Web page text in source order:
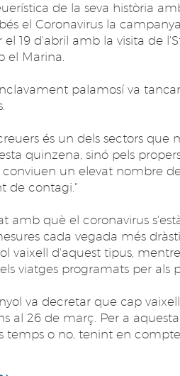
de la seva història
el Coronavirus la
el 19 d'abril amb la visita de
el Marina.
palamosí va
és un dels sectors
quinzena, sinó pels
un elevat nombre
de contagi."
amb què el coronavirus
cada vegada més
vaixell d'aquest tipus,
viatges programats per als
va decretar que cap
al 26 de març. Per a
temps o no, tenint en